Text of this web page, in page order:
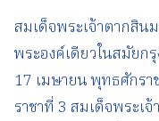
สมเด็จพระเจ้าตากสิน
พระองค์เดียวในสมัย
17 เมษายน พุทธศักร
ราชาที่ 3 สมเด็จพระเ